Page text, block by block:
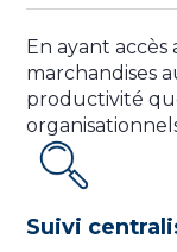
En ayant
marchandises
productivité
Suivi